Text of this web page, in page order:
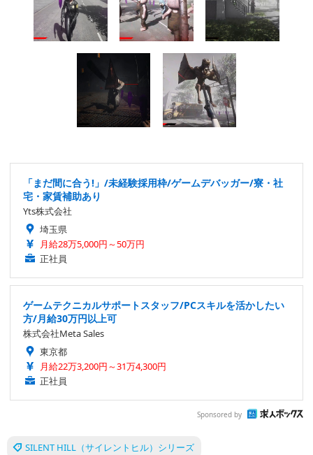
「まだ間に合う!」/未経験採用枠/ゲームデバッガー/寮・社
宅・家賃補助あり
Yts株式会社
埼玉県
月給28万5,000円～50万円
正社員
ゲームテクニカルサポートスタッフ/PCスキルを活かしたい
方/月給30万円以上可
株式会社Meta Sales
東京都
月給22万3,200円～31万4,300円
正社員
Sponsored by
SILENT HILL（サイレントヒル）シリーズ